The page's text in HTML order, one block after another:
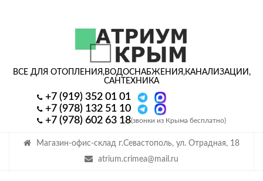
Магазин-офис-склад г.Севастополь, ул. Отрадная, 18
atrium.crimea@mail.ru
ВСЕ ДЛЯ ОТОПЛЕНИЯ,ВОДОСНАБЖЕНИЯ,КАНАЛИЗАЦИИ,
САНТЕХНИКА
+7 (919) 352 01 01
+7 (978) 132 51 10
+7 (978) 602 63 18(звонки из Крыма бесплатно)